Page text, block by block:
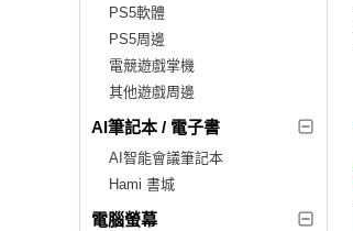
PS5軟體
PS5周邊
電競遊戲掌機
其他遊戲周邊
AI筆記本 / 電子書
AI智能會議筆記本
Hami 書城
電腦螢幕